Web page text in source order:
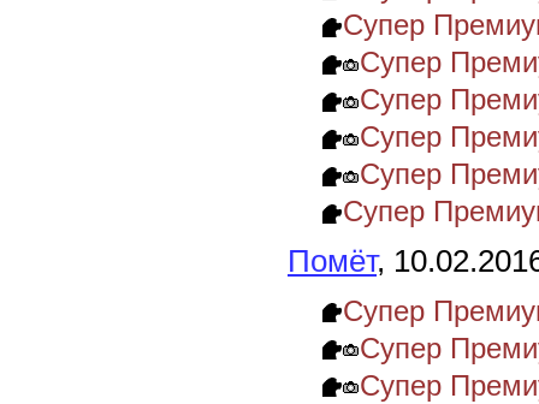
Супер
Супер
Супер
Супер
Супер
Супер
Помёт,
Супер
Супер
Супер